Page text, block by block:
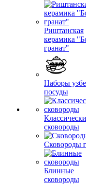
Риштанская
керамика
гранат"
Наборы
посуды
сковороды
Сковороды
Блинные
сковороды